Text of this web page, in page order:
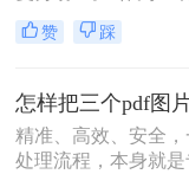
软件测评多年的博主
件处理是每个职场人
琐、安全隐患——这
都在消耗我们的时间
赞 踩
精准、高效、安全
处理流程，本身就